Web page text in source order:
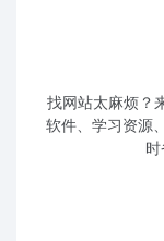
找网站太麻烦？
软件、学习资源